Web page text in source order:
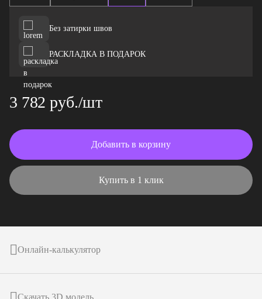
Без затирки швов
РАСКЛАДКА В ПОДАРОК
3 782 руб./шт
Добавить в корзину
Купить в 1 клик
Онлайн-калькулятор
Скачать 3D модель